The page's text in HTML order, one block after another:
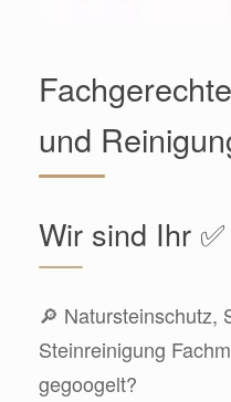
und
Wir sind Ihr
🔎 Natursteinschutz,
Steinreinigung
gegoogelt?